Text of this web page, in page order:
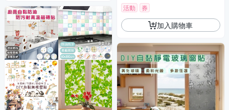
活動 券
加入購物車